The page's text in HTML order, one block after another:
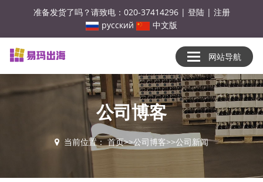
准备发货了吗？请致电：020-37414296| 登陆| 注册
русский
中文版
网站导航
公司博客
当前位置：首页>>公司博客>>公司新闻